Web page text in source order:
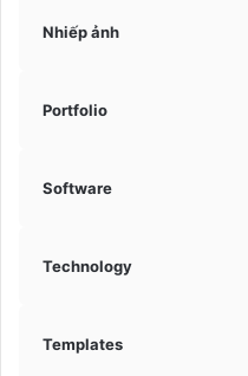
Nhiếp ảnh
Portfolio
Software
Technology
Templates